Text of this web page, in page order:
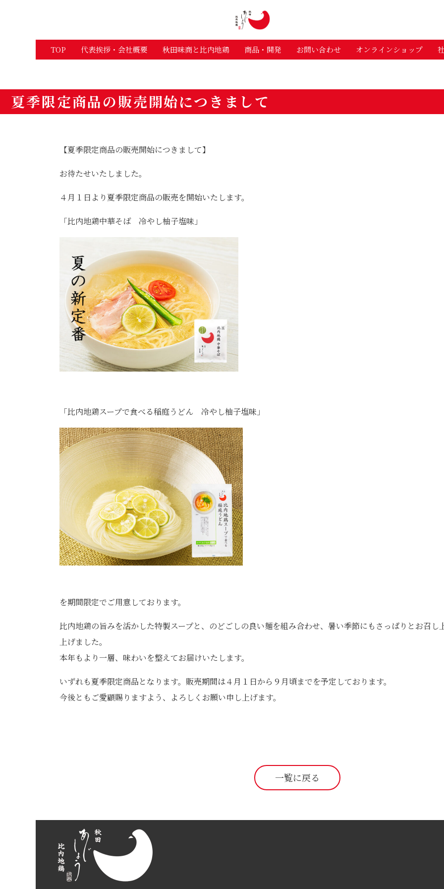
TOP 代表挨拶・会社概要 秋田味商と比内地鶏 商品・開発 お問い合わせ オンラインショップ
夏季限定商品の販売開始につきまして
【夏季限定商品の販売開始につきまして】
お待たせいたしました。
４月１日より夏季限定商品の販売を開始いたします。
「比内地鶏中華そば 冷やし柚子塩味」
「比内地鶏スープで食べる稲庭うどん 冷やし柚子塩味」
を期間限定でご用意しております。
比内地鶏の旨みを活かした特製スープと、のどごしの良い麺を組み合わせ、暑い季節にもさっぱりとお召し
上げました。
本年もより一層、味わいを整えてお届けいたします。
いずれも夏季限定商品となります。販売期間は４月１日から９月頃までを予定しております。
今後ともご愛顧賜りますよう、よろしくお願い申し上げます。
一覧に戻る